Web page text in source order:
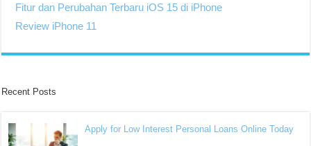
Fitur dan Perubahan Terbaru iOS 15 di iPhone
Review iPhone 11
Recent Posts
Apply for Low Interest Personal Loans Online Today